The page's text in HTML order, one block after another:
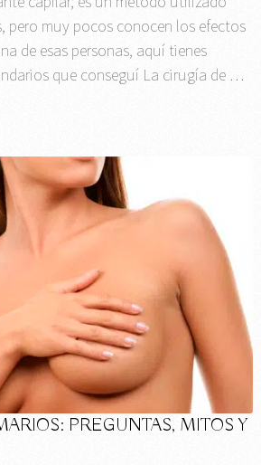
pero muy pocos conocen los efectos
de esas personas, aquí tienes
que conseguí La cirugía de …
PREGUNTAS, MITOS Y